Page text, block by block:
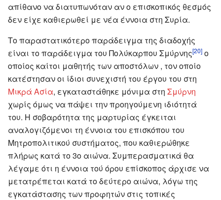
απίθανο να διατυπωνόταν αν ο επισκοπικός θεσμός
δεν είχε καθιερωθεί με νέα έννοια στη Συρία.
Το παραστατικότερο παράδειγμα της διαδοχής
είναι το παράδειγμα του Πολύκαρπου Σμύρνης[20] ο
οποίος καίτοι μαθητής των αποστόλων , τον οποίο
κατέστησαν οι ίδιοι συνεχιστή του έργου του στη
Μικρά Ασία, εγκαταστάθηκε μόνιμα στη Σμύρνη
χωρίς όμως να πάψει την προηγούμενη ιδιότητά
του. Η σοβαρότητα της μαρτυρίας έγκειται
αναλογιζόμενοι τη έννοια του επισκόπου του
Μητροπολιτικού συστήματος, που καθιερώθηκε
πλήρως κατά το 3ο αιώνα. Συμπερασματικά θα
λέγαμε ότι η έννοια τού όρου επίσκοπος άρχισε να
μετατρέπεται κατά το δεύτερο αιώνα, λόγω της
εγκατάστασης των προφητών στις τοπικές